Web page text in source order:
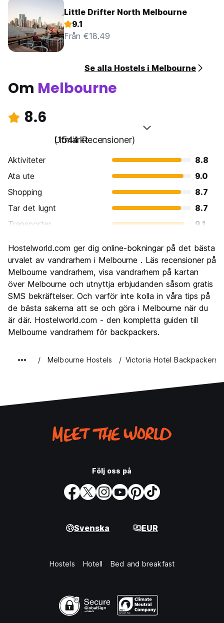
Little Drifter North Melbourne
9.1
Från €18.49
Se alla Hostels i Melbourne
Om Melbourne
8.6
Utmärkt
(1544 Recensioner)
Aktiviteter
8.8
Ata ute
9.0
Shopping
8.7
Tar det lugnt
8.7
Transporter
9.1
Kultur
8.9
Festa
8.4
Värde för pengarna
7.5
Hostelworld.com ger dig online-bokningar på det bästa
urvalet av vandrarhem i Melbourne . Läs recensioner på
Melbourne vandrarhem, visa vandrarhem på kartan
över Melbourne och utnyttja erbjudanden såsom gratis
SMS bekräftelser. Och varför inte kolla in våra tips på
de bästa sakerna att se och göra i Melbourne när du
är där. Hostelworld.com - den kompletta guiden till
Melbourne vandrarhem för backpackers.
Melbourne Hostels Victoria Hotel Backpackers
Följ oss på
Svenska EUR
Hostels Hotell Bed and breakfast